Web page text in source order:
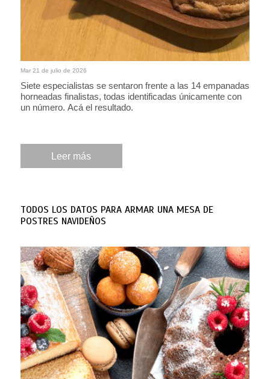
Mar 21 de julio de 2026
Siete especialistas se sentaron frente a las 14 empanadas
horneadas finalistas, todas identificadas únicamente con
un número. Acá el resultado.
Leer más
TODOS LOS DATOS PARA ARMAR UNA MESA DE
POSTRES NAVIDEÑOS